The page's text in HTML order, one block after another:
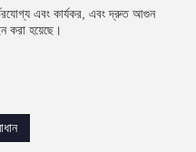
এবং কার্যকর, এবং দ্রুত আগুন
করা হয়েছে।